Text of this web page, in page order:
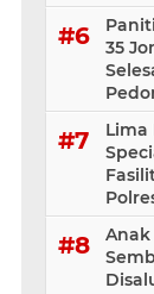
35
Lima